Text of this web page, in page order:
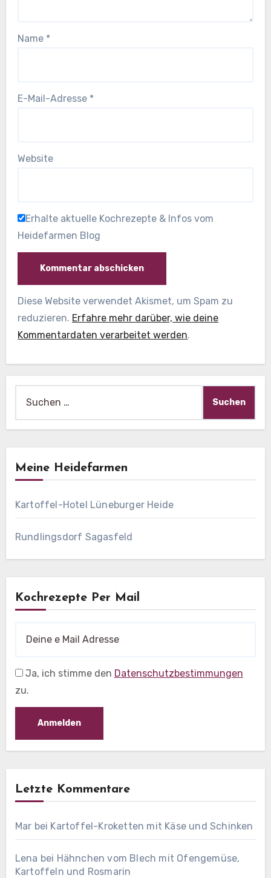
Name *
E-Mail-Adresse *
Website
Erhalte aktuelle Kochrezepte & Infos vom
Heidefarmen Blog
Diese Website verwendet Akismet, um Spam zu
reduzieren. Erfahre mehr darüber, wie deine
Kommentardaten verarbeitet werden.
nach:
Meine Heidefarmen
Kartoffel-Hotel Lüneburger Heide
Rundlingsdorf Sagasfeld
Kochrezepte Per Mail
Ja, ich stimme den Datenschutzbestimmungen
zu.
Letzte Kommentare
Mar bei Kartoffel-Kroketten mit Käse und Schinken
Lena bei Hähnchen vom Blech mit Ofengemüse,
Kartoffeln und Rosmarin